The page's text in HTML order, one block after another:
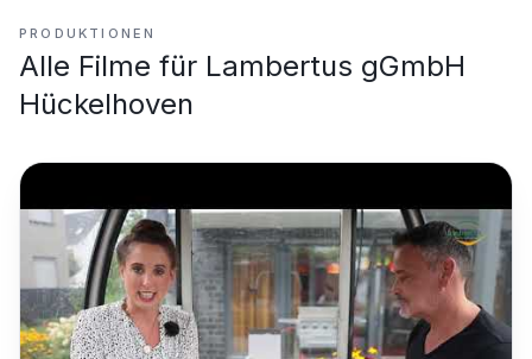
PRODUKTIONEN
Alle Filme für Lambertus gGmbH
Hückelhoven